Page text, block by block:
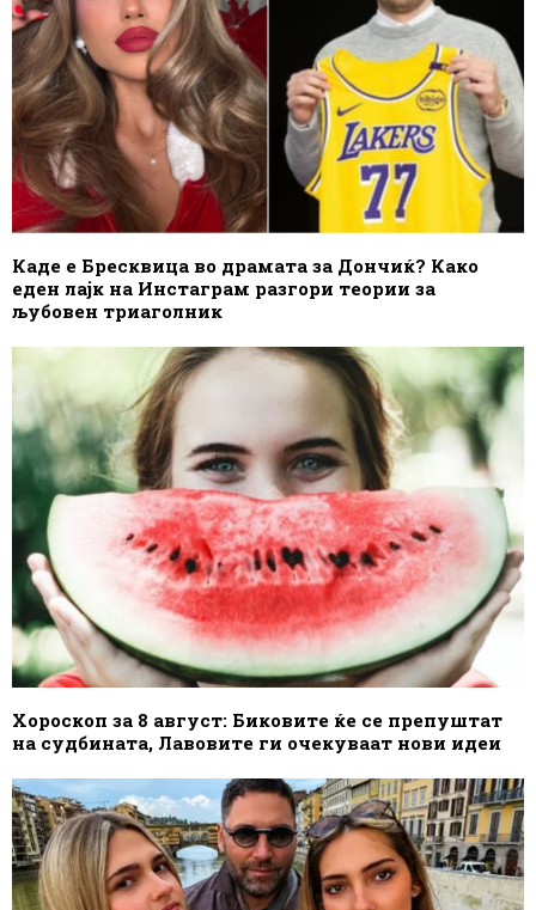
Каде е Бресквица во драмата за Дончиќ? Како
еден лајк на Инстаграм разгори теории за
љубовен триаголник
Хороскоп за 8 август: Биковите ќе се препуштат
на судбината, Лавовите ги очекуваат нови идеи